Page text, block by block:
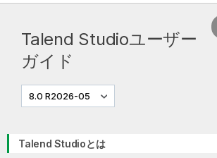
Talend Studioユーザー
ガイド
8.0 R2026-05
Talend Studioとは